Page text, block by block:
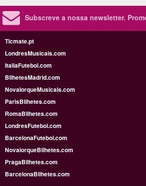
Subscreve a nossa newsletter.
Ticmate.pt
LondresMusicais.com
ItaliaFutebol.com
BilhetesMadrid.com
NovaIorqueMusicais.com
ParisBilhetes.com
RomaBilhetes.com
LondresFutebol.com
BarcelonaFutebol.com
NovaiorqueBilhetes.com
PragaBilhetes.com
BarcelonaBilhetes.com